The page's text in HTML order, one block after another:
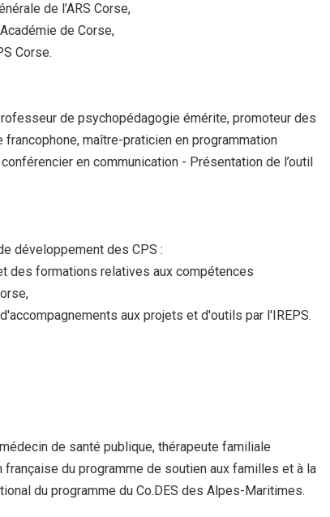
de l’ARS Corse,
de Corse,
Corse.
de psychopédagogie émérite, promoteur des
maître-praticien en programmation
en communication - Présentation de l’outil
développement des CPS :
des formations relatives aux compétences
aux projets et d'outils par l'IREPS.
de santé publique, thérapeute familiale
du programme de soutien aux familles et à la
du programme du Co.DES des Alpes-Maritimes.